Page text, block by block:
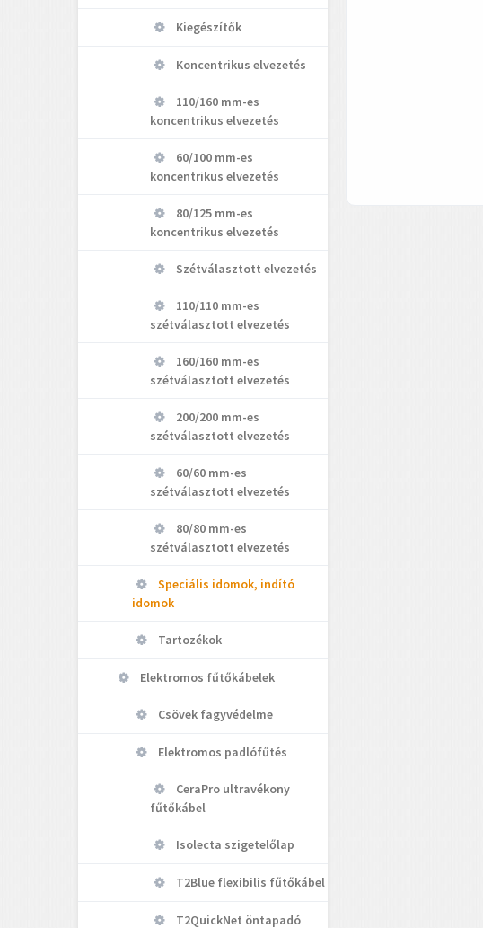
Kiegészítők
Koncentrikus elvezetés
110/160 mm-es
koncentrikus elvezetés
60/100 mm-es
koncentrikus elvezetés
80/125 mm-es
koncentrikus elvezetés
Szétválasztott elvezetés
110/110 mm-es
szétválasztott elvezetés
160/160 mm-es
szétválasztott elvezetés
200/200 mm-es
szétválasztott elvezetés
60/60 mm-es
szétválasztott elvezetés
80/80 mm-es
szétválasztott elvezetés
Speciális idomok, indító
idomok
Tartozékok
Elektromos fűtőkábelek
Csövek fagyvédelme
Elektromos padlófűtés
CeraPro ultravékony
fűtőkábel
Isolecta szigetelőlap
T2Blue flexibilis fűtőkábel
T2QuickNet öntapadó